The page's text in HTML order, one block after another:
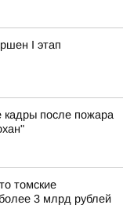
I этап
кадры после пожара
томские
3 млрд рублей